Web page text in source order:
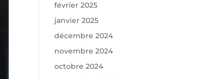
février 2025
janvier 2025
décembre 2024
novembre 2024
octobre 2024